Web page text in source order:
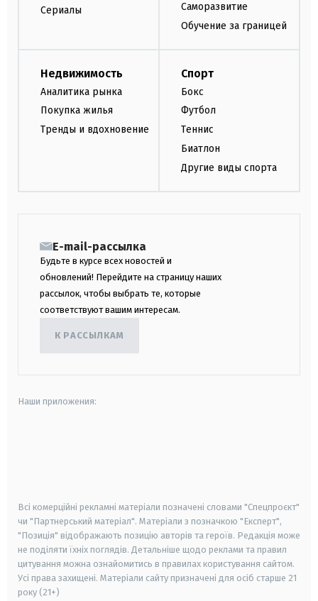
Сериалы
Саморазвитие
Обучение за границей
Недвижимость
Аналитика рынка
Покупка жилья
Тренды и вдохновение
Спорт
Бокс
Футбол
Теннис
Биатлон
Другие виды спорта
E-mail-рассылка
Будьте в курсе всех новостей и
обновлений! Перейдите на страницу наших
рассылок, чтобы выбрать те, которые
соответствуют вашим интересам.
К РАССЫЛКАМ
Наши приложения:
Всі комерційні рекламні матеріали позначені словами "Спецпроєкт"
чи "Партнерський матеріал". Матеріали з позначкою "Експерт",
"Позиція" відображають позицію авторів та героїв. Редакція може
не поділяти їхніх поглядів. Детальніше щодо реклами та правил
цитування можна ознайомитись в правилах користування сайтом.
Усі права захищені. Матеріали сайту призначені для осіб старше 21
року (21+)